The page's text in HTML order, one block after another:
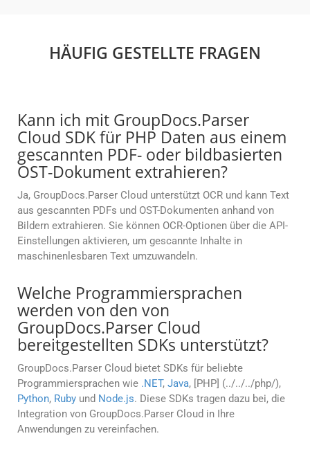
HÄUFIG GESTELLTE FRAGEN
Kann ich mit GroupDocs.Parser
Cloud SDK für PHP Daten aus einem
gescannten PDF- oder bildbasierten
OST-Dokument extrahieren?
Ja, GroupDocs.Parser Cloud unterstützt OCR und kann Text
aus gescannten PDFs und OST-Dokumenten anhand von
Bildern extrahieren. Sie können OCR-Optionen über die API-
Einstellungen aktivieren, um gescannte Inhalte in
maschinenlesbaren Text umzuwandeln.
Welche Programmiersprachen
werden von den von
GroupDocs.Parser Cloud
bereitgestellten SDKs unterstützt?
GroupDocs.Parser Cloud bietet SDKs für beliebte
Programmiersprachen wie .NET, Java, [PHP] (../../../php/),
Python, Ruby und Node.js. Diese SDKs tragen dazu bei, die
Integration von GroupDocs.Parser Cloud in Ihre
Anwendungen zu vereinfachen.